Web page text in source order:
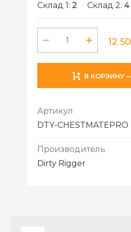
Склад 1: 2 Склад 2: 4
12
В КОРЗИНУ
Артикул
DTY-CHESTMATEPRO
Производитель
Dirty Rigger